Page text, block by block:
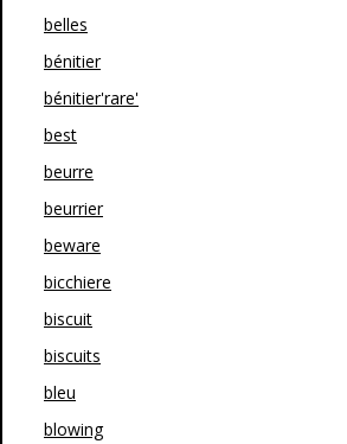
belles
bénitier
bénitier'rare'
best
beurre
beurrier
beware
bicchiere
biscuit
biscuits
bleu
blowing